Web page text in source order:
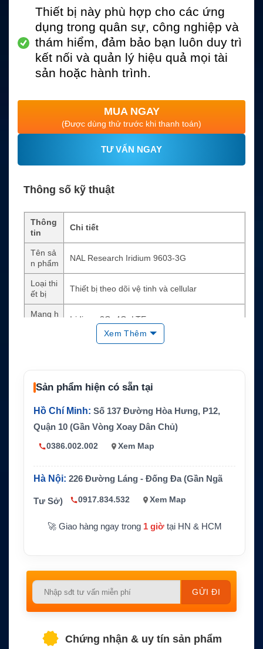
Thiết bị này phù hợp cho các ứng
dụng trong quân sự, công nghiệp và
thám hiểm, đảm bảo bạn luôn duy trì
kết nối và quản lý hiệu quả mọi tài
sản hoặc hành trình.
MUA NGAY
(Được dùng thử trước khi thanh toán)
TƯ VẤN NGAY
Thông số kỹ thuật
Thông
tin
Chi tiết
Tên sả
n phẩm
NAL Research Iridium 9603-3G
Loại thi
ết bị
Thiết bị theo dõi vệ tinh và cellular
Mạng h
Iridium, 3G, 4G, LTE
ăng tra
cking
Iridium/cellular, geofencing, data logging
Bảo m
ật
AES-256/FIPS 140-2 trong cấu hình phù hợp
Cảm bi
Motion sensor
Giao ti
rộng
Guarded alert switch
cker
Xem Thêm
Sản phẩm hiện có sẵn tại
Hồ Chí Minh: Số 137 Đường Hòa Hưng, P12,
Quận 10 (Gần Vòng Xoay Dân Chủ)
0386.002.002 Xem Map
Hà Nội: 226 Đường Láng - Đống Đa (Gần Ngã
Tư Sở) 0917.834.532 Xem Map
🚀 Giao hàng ngay trong 1 giờtại HN & HCM
Please
empty.
Chứng nhận & uy tín sản phẩm